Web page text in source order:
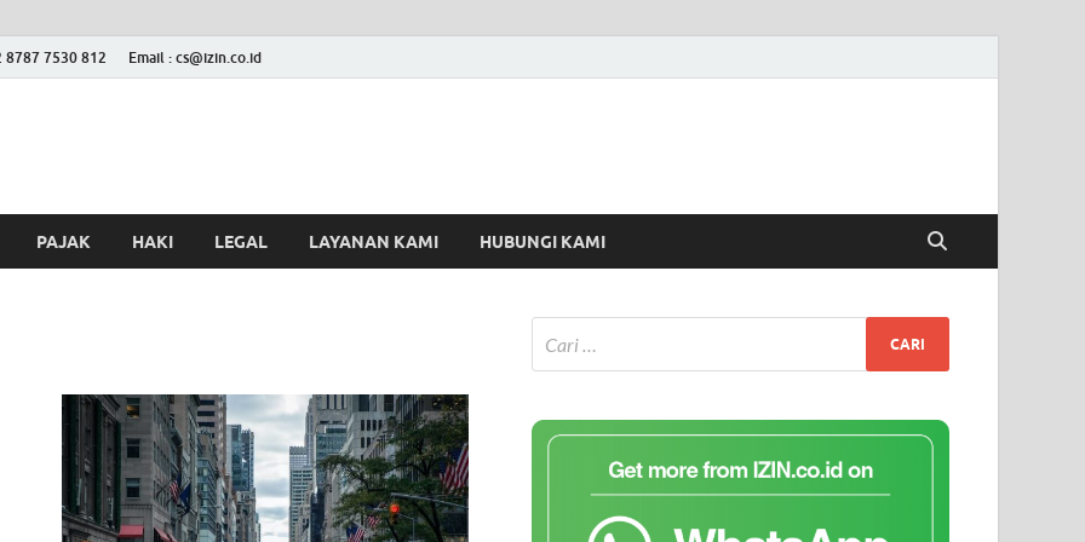
8787 7530 812 Email : cs@izin.co.id
PAJAK HAKI LEGAL LAYANAN KAMI HUBUNGI KAMI